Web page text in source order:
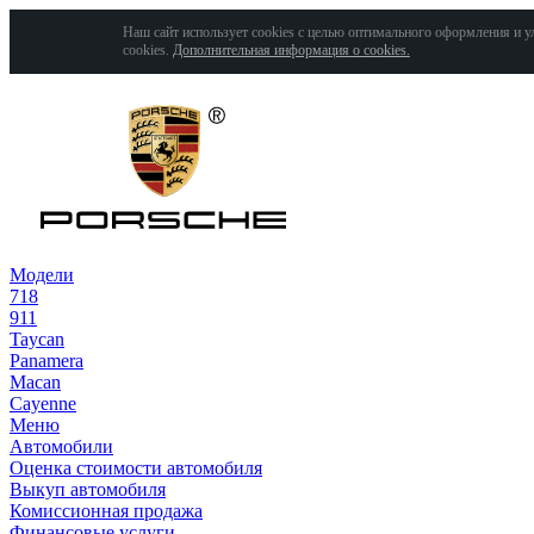
Наш сайт использует cookies с целью оптимального оформления и
cookies. Дополнительная информация о cookies.
Модели
718
911
Taycan
Panamera
Macan
Cayenne
Меню
Автомобили
Оценка стоимости автомобиля
Выкуп автомобиля
Комиссионная продажа